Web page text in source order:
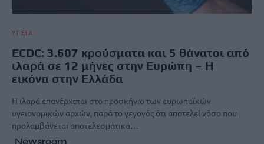
ΥΓΕΙΑ
ECDC: 3.607 κρούσματα και 5 θάνατοι από
ιλαρά σε 12 μήνες στην Ευρώπη – Η
εικόνα στην Ελλάδα
Η ιλαρά επανέρχεται στο προσκήνιο των ευρωπαϊκών
υγειονομικών αρχών, παρά το γεγονός ότι αποτελεί νόσο που
προλαμβάνεται αποτελεσματικά…
Newsroom